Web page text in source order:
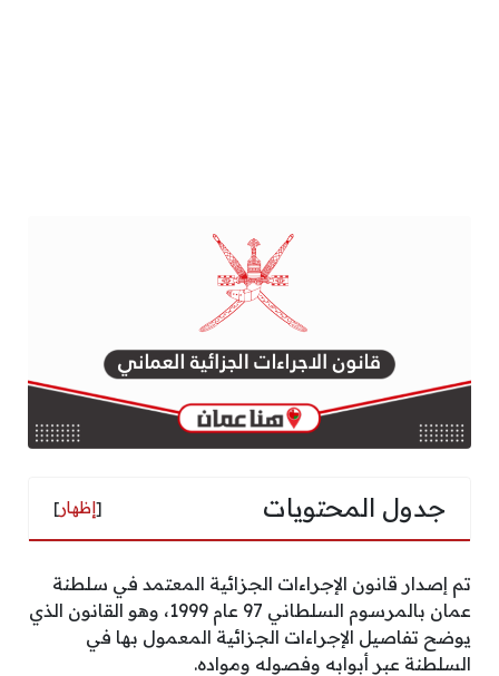
جدول المحتويات [إظهار]
تم إصدار قانون الإجراءات الجزائية المعتمد في سلطنة
عمان بالمرسوم السلطاني 97 عام 1999، وهو القانون الذي
يوضح تفاصيل الإجراءات الجزائية المعمول بها في
السلطنة عبر أبوابه وفصوله ومواده.